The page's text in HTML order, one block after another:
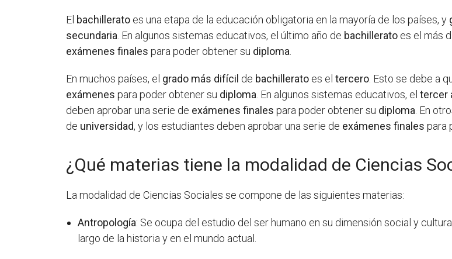
El bachillerato es una etapa de la educación obligatoria en la mayoría de los países, y
secundaria . En algunos sistemas educativos, el último año de bachillerato es el más
exámenes finales para poder obtener su diploma
En muchos países, el grado más difícil de bachillerato es eltercero . Esto se debe a
exámenes para poder obtener su diploma . En algunos sistemas educativos, eltercer
deben aprobar una serie de exámenes finales para poder obtener su diploma . En
de universidad, y los estudiantes deben aprobar una serie de exámenes finales para
¿Qué materias tiene la modalidad de Ciencias
La modalidad de Ciencias Sociales se compone de las siguientes materias:
Antropología: Se ocupa del estudio del ser humano en su dimensión social y
largo de la historia y en el mundo actual.